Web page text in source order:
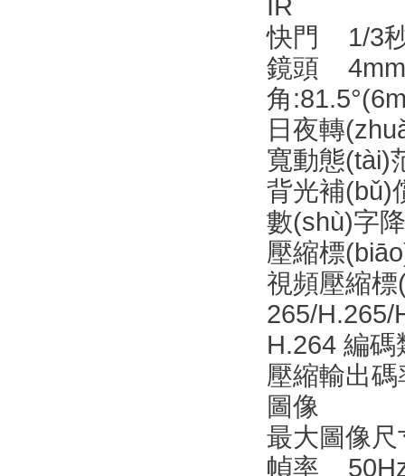
IR
快門 1/3
鏡頭
角
日夜轉
寬動態
背光補
數(shù)字
壓縮標
視頻壓縮
265/H.265/
H.264 編
壓縮輸出
圖像
最大圖像
幀率